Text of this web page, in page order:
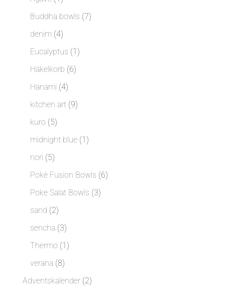
Produkt
Buddha bowls 77
denim 44
Produkte
Eucalyptus 11
Häkelkorb 66
Hanami 44
Produkte
kitchen art 99
kuro 55
Produkte
midnight blue 11
nori 55
Produkte
Pokè Fusion Bowls 66
Poke Salat Bowls 33
sand 22
Produkte
sencha 33
Produkte
Thermo 11
verana 88
Produkte
Adventskalender 22